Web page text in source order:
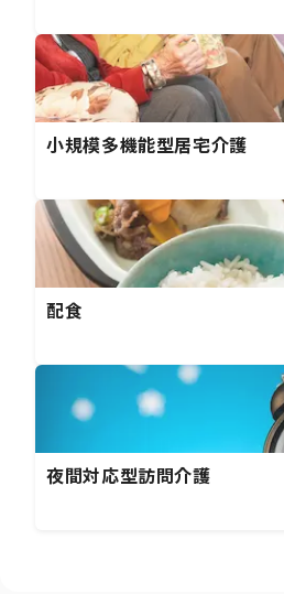
小規模多機能型居宅介護
配食
夜間対応型訪問介護